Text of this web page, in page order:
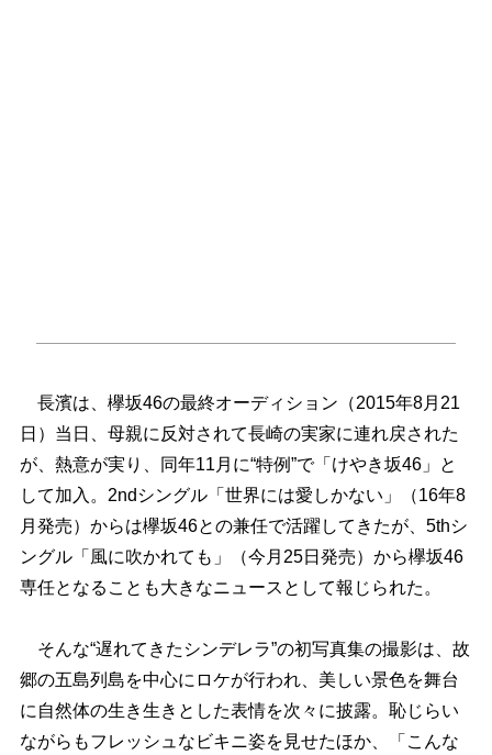
長濱は、欅坂46の最終オーディション（2015年8月21
日）当日、母親に反対されて長崎の実家に連れ戻された
が、熱意が実り、同年11月に“特例”で「けやき坂46」と
して加入。2ndシングル「世界には愛しかない」（16年8
月発売）からは欅坂46との兼任で活躍してきたが、5thシ
ングル「風に吹かれても」（今月25日発売）から欅坂46
専任となることも大きなニュースとして報じられた。
そんな“遅れてきたシンデレラ”の初写真集の撮影は、故
郷の五島列島を中心にロケが行われ、美しい景色を舞台
に自然体の生き生きとした表情を次々に披露。恥じらい
ながらもフレッシュなビキニ姿を見せたほか、「こんな